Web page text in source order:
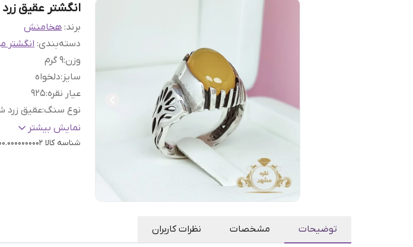
انگشتر عقیق
برند: هخامنش
دسته‌بندی:انگشتر
وزن:9 گرم
سایز :دلخواه
عیار نقره:
925
نوع سنگ:عقیق
رنگ نگین:زرد
نمایش بیشتر
شناسه کالا
توضیحات مشخصات نظرات کاربران